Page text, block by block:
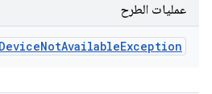
عمليات الطرح
DeviceNotAvailableException